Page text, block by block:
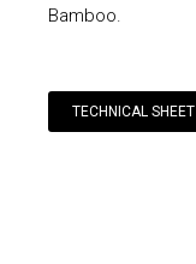
Bamboo.
TECHNICAL SHEET